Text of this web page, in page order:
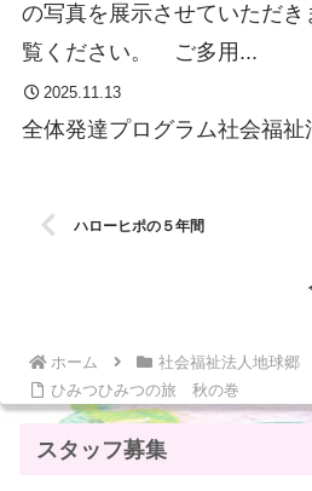
の写真を展示させていただ
覧ください。 ご多用...
2025.11.13
全体発達プログラム社会福祉
ハローヒポの５年間
ホーム 社会福祉法人地球郷
ひみつひみつの旅 秋の巻
スタッフ募集